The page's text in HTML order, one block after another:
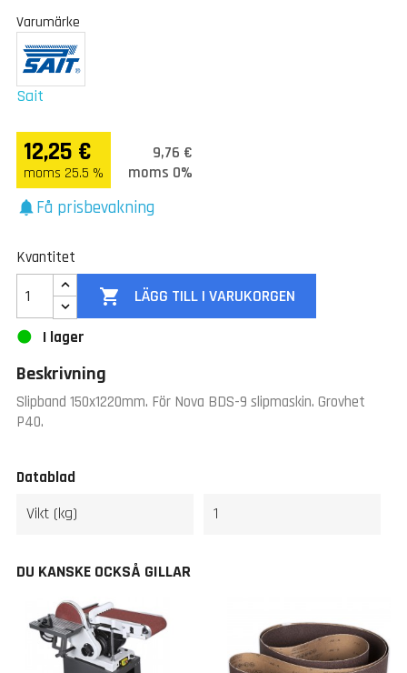
Varumärke
Sait
12,25 €
moms 25.5 %
9,76 €
moms 0%
notificationsFå prisbevakning
Kvantitet
 LÄGG TILL I VARUKORGEN
I lager
Beskrivning
Slipband 150x1220mm. För Nova BDS-9 slipmaskin. Grovhet
P40.
Datablad
Vikt (kg) 1
DU KANSKE OCKSÅ GILLAR